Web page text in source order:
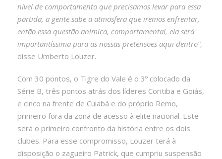
nível de comportamento que precisamos levar para essa
partida, a gente sabe a atmosfera que iremos enfrentar,
então essa questão anímica, comportamental, ela será
importantíssima para as nossas pretensões aqui dentro”,
disse Umberto Louzer.
Com 30 pontos, o Tigre do Vale é o 3º colocado da
Série B, três pontos atrás dos líderes Coritiba e Goiás,
e cinco na frente de Cuiabá e do próprio Remo,
primeiro fora da zona de acesso à elite nacional. Este
será o primeiro confronto da história entre os dois
clubes. Para esse compromisso, Louzer terá à
disposição o zagueiro Patrick, que cumpriu suspensão